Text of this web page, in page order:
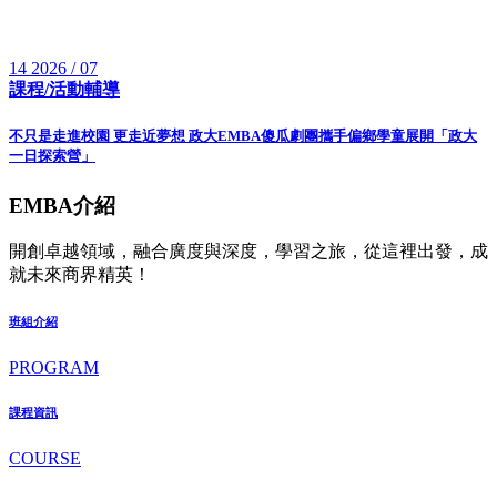
14 2026 / 07
課程/活動輔導
不只是走進校園 更走近夢想 政大EMBA傻瓜劇團攜手偏鄉學童展開「政大
一日探索營」
EMBA介紹
開創卓越領域，融合廣度與深度，學習之旅，從這裡出發，成
就未來商界精英！
班組介紹
PROGRAM
課程資訊
COURSE